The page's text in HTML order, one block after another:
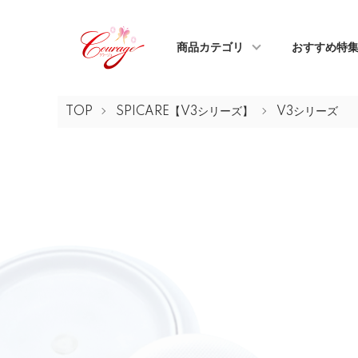
商品カテゴリ おすすめ特
TOP SPICARE【V3シリーズ】 V3シリーズ